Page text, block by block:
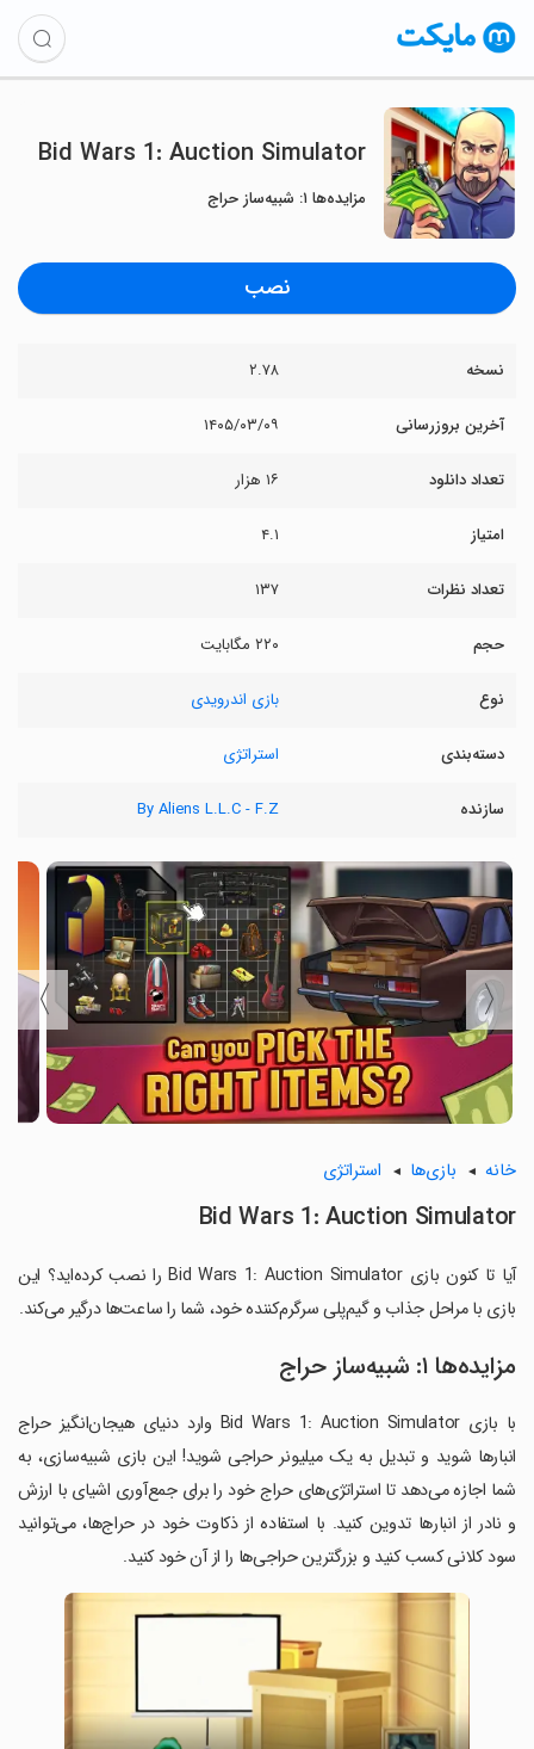
Bid Wars 1: Auction Simulator
مزایده‌ها ۱: شبیه‌ساز حراج
نصب
نسخه ۲.۷۸
آخرین بروزرسانی ۱۴۰۵/۰۳/۰۹
تعداد دانلود ۱۶ هزار
امتیاز ۴.۱
تعداد نظرات ۱۳۷
حجم ۲۲۰ مگابایت
نوع بازی اندرویدی
دسته‌بندی استراتژی
سازنده By Aliens L.L.C - F.Z
〈
〉
خانه بازی‌ها استراتژی
Bid Wars 1: Auction Simulator
آیا تا کنون بازی Bid Wars 1: Auction Simulator را نصب کرده‌اید؟ این
بازی با مراحل جذاب و گیم‌پلی سرگرم‌کننده خود، شما را ساعت‌ها درگیر می‌کند.
مزایده‌ها ۱: شبیه‌ساز حراج
با بازی Bid Wars 1: Auction Simulator وارد دنیای هیجان‌انگیز حراج
انبارها شوید و تبدیل به یک میلیونر حراجی شوید! این بازی شبیه‌سازی، به
شما اجازه می‌دهد تا استراتژی‌های حراج خود را برای جمع‌آوری اشیای با ارزش
و نادر از انبارها تدوین کنید. با استفاده از ذکاوت خود در حراج‌ها، می‌توانید
سود کلانی کسب کنید و بزرگترین حراجی‌ها را از آن خود کنید.